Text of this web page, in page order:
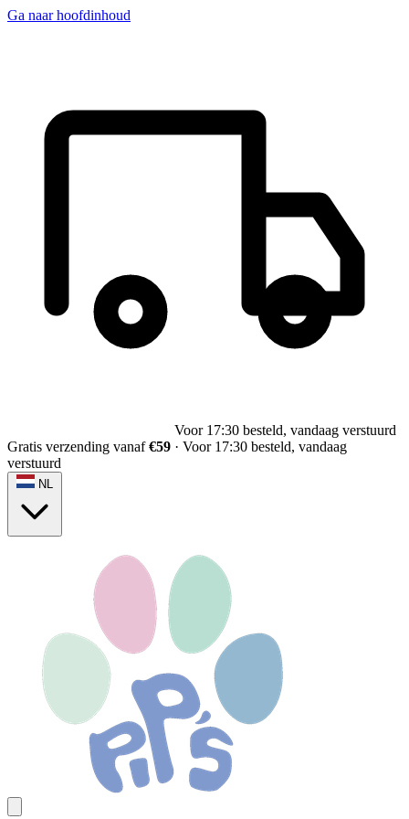
Ga naar hoofdinhoud
Voor 17:30 besteld, vandaag verstuurd
Gratis verzending vanaf€59 · Voor 17:30 besteld, vandaag
verstuurd
NL